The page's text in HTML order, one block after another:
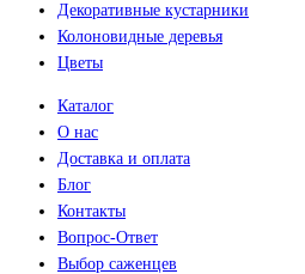
Декоративные кустарники
Колоновидные деревья
Цветы
Каталог
О нас
Доставка и оплата
Блог
Контакты
Вопрос-Ответ
Выбор саженцев